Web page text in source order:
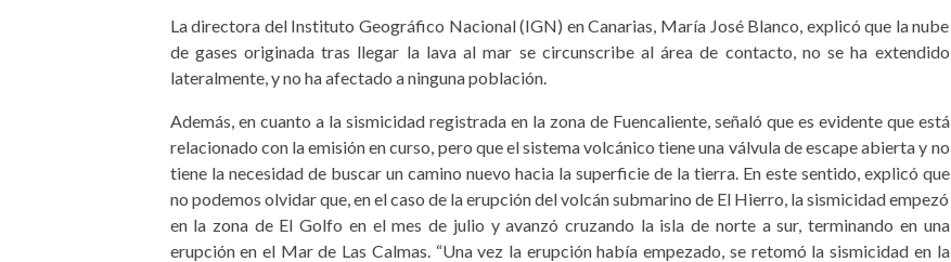
La directora del Instituto Geográfico Nacional (IGN) en Canarias, María José Blanco, explicó que la nube
de gases originada tras llegar la lava al mar se circunscribe al área de contacto, no se ha extendido
lateralmente, y no ha afectado a ninguna población.
Además, en cuanto a la sismicidad registrada en la zona de Fuencaliente, señaló que es evidente que está
relacionado con la emisión en curso, pero que el sistema volcánico tiene una válvula de escape abierta y no
tiene la necesidad de buscar un camino nuevo hacia la superficie de la tierra. En este sentido, explicó que
no podemos olvidar que, en el caso de la erupción del volcán submarino de El Hierro, la sismicidad empezó
en la zona de El Golfo en el mes de julio y avanzó cruzando la isla de norte a sur, terminando en una
erupción en el Mar de Las Calmas. “Una vez la erupción había empezado, se retomó la sismicidad en la